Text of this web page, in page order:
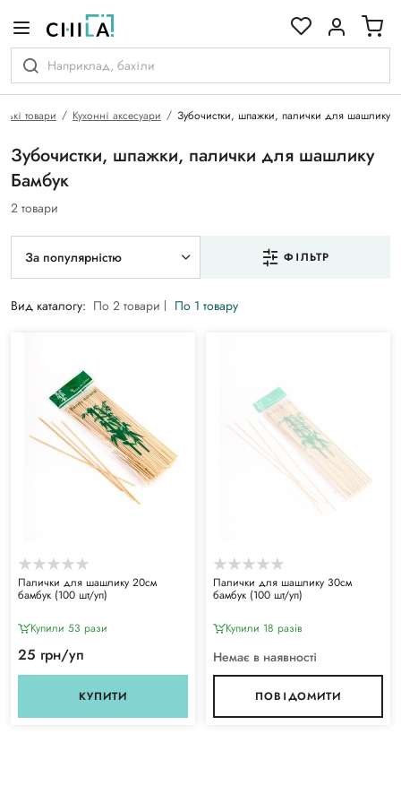
товари Кухонні аксесуари Зубочистки, шпажки, палички для шашлику
Зубочистки, шпажки, палички для шашлику
Бамбук
2 товари
За популярністю ФІЛЬТР
Вид каталогу: По 2 товари По 1 товару
Палички для шашлику 20см
бамбук (100 шт/уп)
Купили 53 рази
25 грн/уп
КУПИТИ
Палички для шашлику 30см
бамбук (100 шт/уп)
Купили 18 разiв
Немає в наявності
ПОВІДОМИТИ
гамі